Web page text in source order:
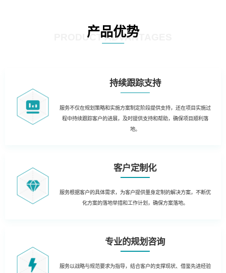
产品优势
PRODUCT ADVANTAGES
持续跟踪支持
服务不仅在规划策略和实施方案制定阶段提供支持，还在项目实施过
程中持续跟踪客户的进展，及时提供支持和帮助，确保项目顺利落
地。
客户定制化
服务根据客户的具体需求，为客户提供量身定制的解决方案，不断优
化方案的落地举措和工作计划，确保方案落地。
专业的规划咨询
服务以战略与规范要求为指导，结合客户的支撑现状、借鉴先进经验